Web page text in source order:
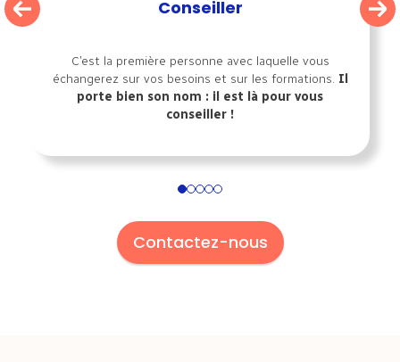
Conseiller
C’est la première personne avec laquelle vous
échangerez sur vos besoins et sur les formations. Il
porte bien son nom : il est là pour vous
conseiller !
12345
Contactez-nous